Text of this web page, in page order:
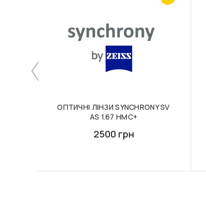
ОПТИЧНІ ЛІНЗИ SYNCHRONY SV
AS 1.67 HMC+
2500 грн